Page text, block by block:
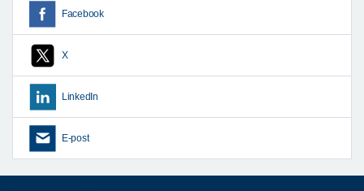
Facebook
X
LinkedIn
E-post